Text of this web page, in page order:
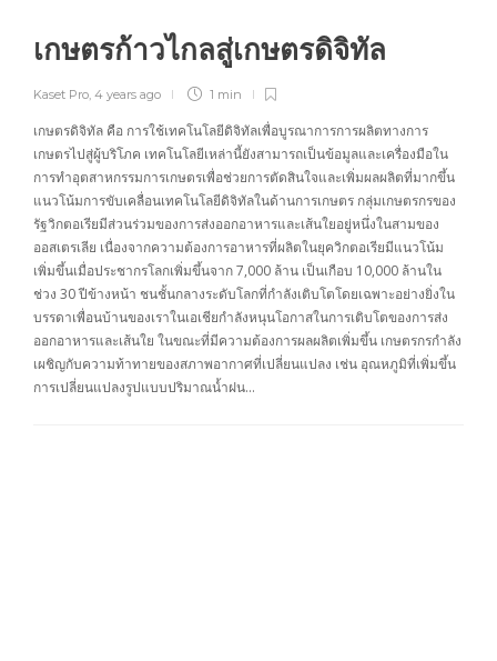
เกษตรก้าวไกลสู่เกษตรดิจิทัล
Kaset Pro, 4 years ago 1 min
เกษตรดิจิทัล คือ การใช้เทคโนโลยีดิจิทัลเพื่อบูรณาการการผลิตทางการ
เกษตรไปสู่ผู้บริโภค เทคโนโลยีเหล่านี้ยังสามารถเป็นข้อมูลและเครื่องมือใน
การทำอุตสาหกรรมการเกษตรเพื่อช่วยการตัดสินใจและเพิ่มผลผลิตที่มากขึ้น
แนวโน้มการขับเคลื่อนเทคโนโลยีดิจิทัลในด้านการเกษตร กลุ่มเกษตรกรของ
รัฐวิกตอเรียมีส่วนร่วมของการส่งออกอาหารและเส้นใยอยู่หนึ่งในสามของ
ออสเตรเลีย เนื่องจากความต้องการอาหารที่ผลิตในยุควิกตอเรียมีแนวโน้ม
เพิ่มขึ้นเมื่อประชากรโลกเพิ่มขึ้นจาก 7,000 ล้าน เป็นเกือบ 10,000 ล้านใน
ช่วง 30 ปีข้างหน้า ชนชั้นกลางระดับโลกที่กำลังเติบโตโดยเฉพาะอย่างยิ่งใน
บรรดาเพื่อนบ้านของเราในเอเชียกำลังหนุนโอกาสในการเติบโตของการส่ง
ออกอาหารและเส้นใย ในขณะที่มีความต้องการผลผลิตเพิ่มขึ้น เกษตรกรกำลัง
เผชิญกับความท้าทายของสภาพอากาศที่เปลี่ยนแปลง เช่น อุณหภูมิที่เพิ่มขึ้น
การเปลี่ยนแปลงรูปแบบปริมาณน้ำฝน…